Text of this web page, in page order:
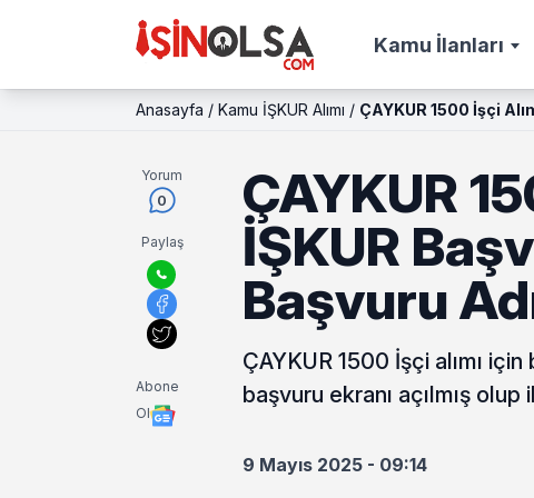
Kamu İlanları
Anasayfa / Kamu İŞKUR Alımı / ÇAYKUR 1500 İşçi
Yorum
0
Paylaş
Abone
Ol
ÇAYKUR
İŞKUR
Başvuru
ÇAYKUR 1500 İşçi alımı
başvuru ekranı açılmış
9 Mayıs 2025 - 09:14